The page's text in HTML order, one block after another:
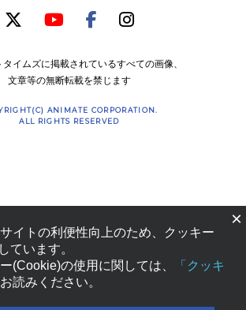
タイムズに掲載されているすべての画像、
文章等の無断転載を禁じます
ANIMATE CORPORATION.
ALL RIGHTS RESERVED
×
イトの利便性向上のため、クッキー
ています。
(Cookie)の使用に関しては、
「クッキ
読みください。